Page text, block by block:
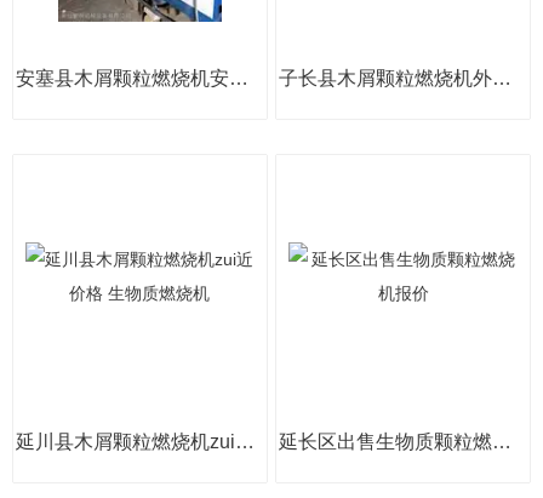
安塞县木屑颗粒燃烧机安装售后 生物质燃烧机 子长县木屑颗粒燃烧机外形尺寸表 生物质燃烧机
延川县木屑颗粒燃烧机zui近价格 生物质燃烧机 延长区出售生物质颗粒燃烧机报价